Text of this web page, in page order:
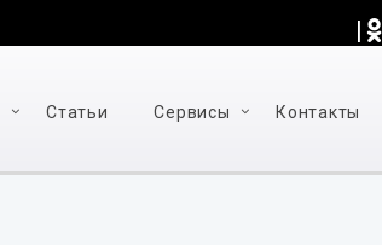
|
Статьи Cервисы Контакты